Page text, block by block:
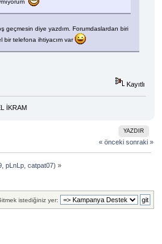
diye yazdım. Forumdaslardan biri
bir telefona ihtiyacım var
Kayıtlı
YAZDIR
« önceki sonraki »
, pLnLp, catpat07) »
istediğiniz yer: